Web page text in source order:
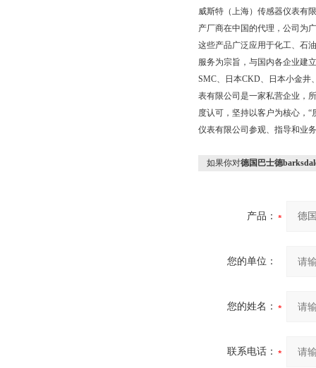
威斯特（上海）传感器仪表有
产厂商在中国的代理，公司为
这些产品广泛应用于化工、石
服务为宗旨，与国内各企业建
SMC、日本CKD、日本小金井
表有限公司是一家私营企业，
度认可，坚持以客户为核心，
仪表有限公司参观、指导和业
如果你对德国巴士德
产品：
您的单位：
您的姓名：
联系电话：